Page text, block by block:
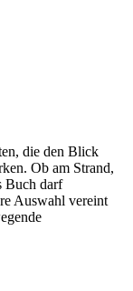
die den Blick
Ob am Strand,
Buch darf
Auswahl vereint